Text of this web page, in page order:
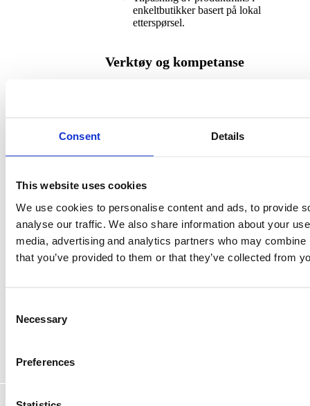
Consent Details
This website uses cookies
We use cookies to personalise content and ads, to provide
analyse our traffic. We also share information about your
media, advertising and analytics partners who may
that you’ve provided to them or that they’ve collected from
Selection
Necessary
Preferences
enkeltbutikker basert på lokal
etterspørsel.
Verktøy og kompetanse
, transaksjonsdata og
Markedspotensialanalyser gir tydelige
prioriteringer og konkret innputt til både
strategi og praktisk gjennomføring. De gjør
det enklere å sette inn de riktige ressursene på
de områdene som gir best avkastning.
InsightOne sørger for at du tar det riktige
kontakter deg gjerne for en